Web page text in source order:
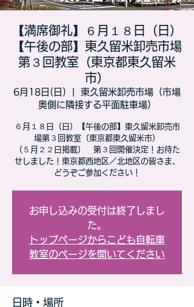
【満席御礼】６月１８日（日）
【午後の部】東久留米卸売市場
第３回教室（東京都東久留米
市）
6月18日(日)
東久留米卸売市場（市場
奥側に隣接する平面駐車場）
６月１８日（日）【午後の部】東久留米卸売市
場第３回教室（東京都東久留米市）
（５月２２日掲載） 第３回開催決定！お待た
せしました！東京都西地区／北地区の皆さま、
どうぞご参加ください！
お申し込みの受付は終了しまし
た。
トップページからこども自転車
教室のページを開いてください
日時・場所